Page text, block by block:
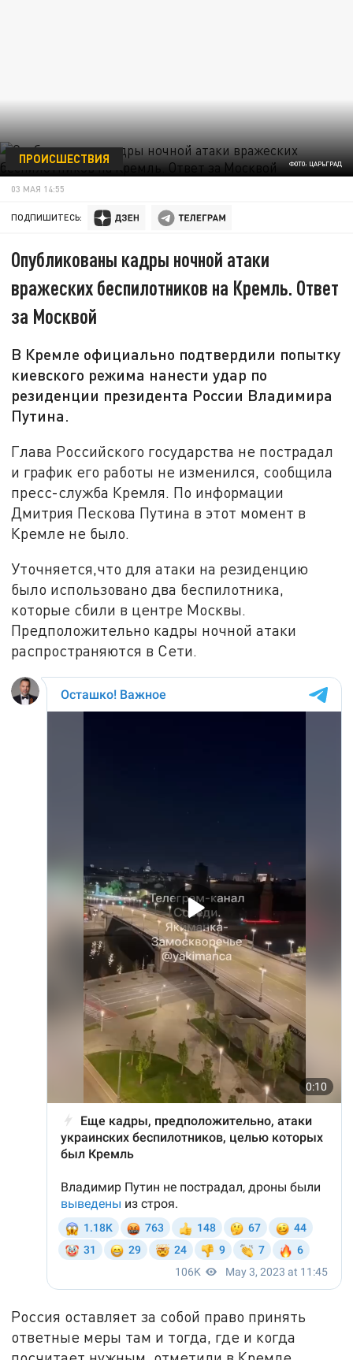
ФОТО: ЦАРЬГРАД
ПРОИСШЕСТВИЯ
03 МАЯ 14:55
ПОДПИШИТЕСЬ:
Опубликованы кадры ночной атаки
вражеских беспилотников на Кремль. Ответ
за Москвой
В Кремле официально подтвердили попытку
киевского режима нанести удар по
резиденции президента России Владимира
Путина.
Глава Российского государства не пострадал
и график его работы не изменился, сообщила
пресс-служба Кремля. По информации
Дмитрия Пескова Путина в этот момент в
Кремле не было.
Уточняется,что для атаки на резиденцию
было использовано два беспилотника,
которые сбили в центре Москвы.
Предположительно кадры ночной атаки
распространяются в Сети.
Россия оставляет за собой право принять
ответные меры там и тогда, где и когда